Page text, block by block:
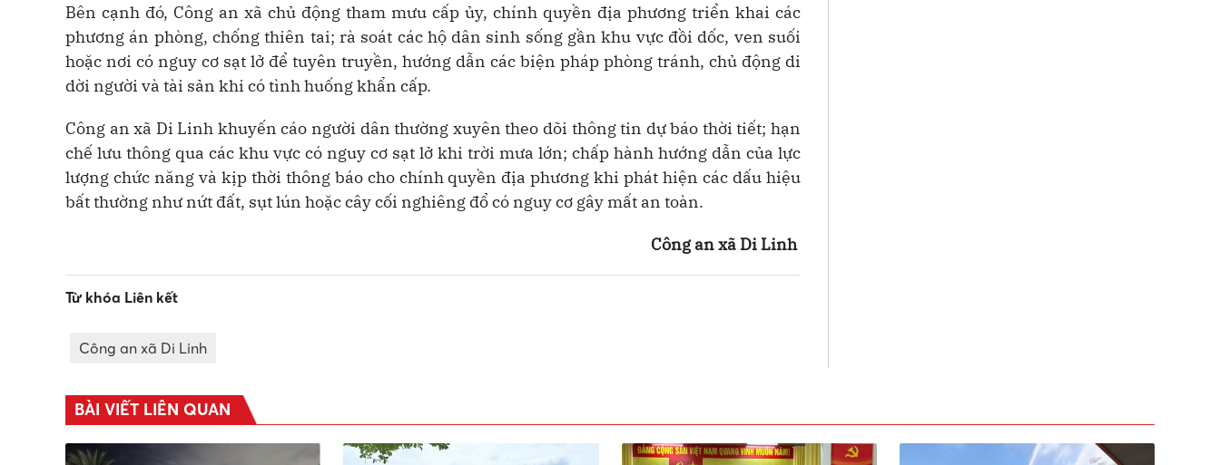
Bên cạnh đó, Công an xã chủ động tham mưu cấp ủy, chính quyền địa phương triển khai các
phương án phòng, chống thiên tai; rà soát các hộ dân sinh sống gần khu vực đồi dốc, ven suối
hoặc nơi có nguy cơ sạt lở để tuyên truyền, hướng dẫn các biện pháp phòng tránh, chủ động di
dời người và tài sản khi có tình huống khẩn cấp.
Công an xã Di Linh khuyến cáo người dân thường xuyên theo dõi thông tin dự báo thời tiết; hạn
chế lưu thông qua các khu vực có nguy cơ sạt lở khi trời mưa lớn; chấp hành hướng dẫn của lực
lượng chức năng và kịp thời thông báo cho chính quyền địa phương khi phát hiện các dấu hiệu
bất thường như nứt đất, sụt lún hoặc cây cối nghiêng đổ có nguy cơ gây mất an toàn.
Công an xã Di Linh
Từ khóa Liên kết
Công an xã Di Linh
BÀI VIẾT LIÊN QUAN